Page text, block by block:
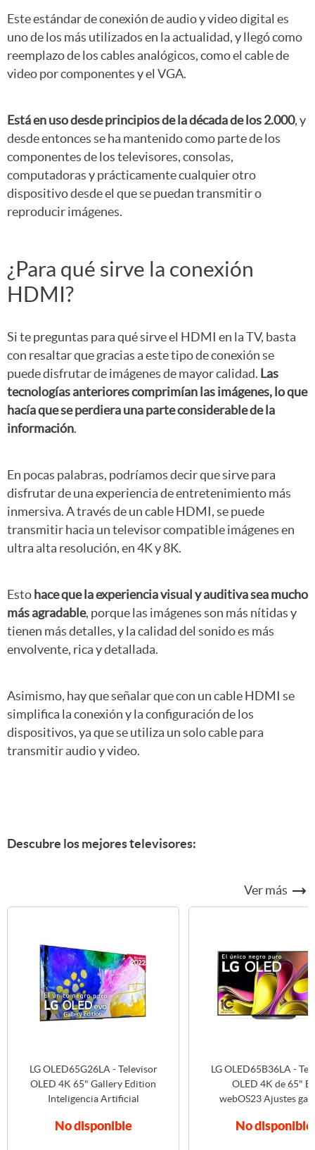
Este estándar de conexión de audio y video digital es
uno de los más utilizados en la actualidad, y llegó como
reemplazo de los cables analógicos, como el cable de
video por componentes y el VGA.
Está en uso desde principios de la década de los 2.000, y
desde entonces se ha mantenido como parte de los
componentes de los televisores, consolas,
computadoras y prácticamente cualquier otro
dispositivo desde el que se puedan transmitir o
reproducir imágenes.
¿Para qué sirve la conexión
HDMI?
Si te preguntas para qué sirve el HDMI en la TV, basta
con resaltar que gracias a este tipo de conexión se
puede disfrutar de imágenes de mayor calidad. Las
tecnologías anteriores comprimían las imágenes, lo que
hacía que se perdiera una parte considerable de la
información.
En pocas palabras, podríamos decir que sirve para
disfrutar de una experiencia de entretenimiento más
inmersiva. A través de un cable HDMI, se puede
transmitir hacia un televisor compatible imágenes en
ultra alta resolución, en 4K y 8K.
Estohace que la experiencia visual y auditiva sea mucho
más agradable, porque las imágenes son más nítidas y
tienen más detalles, y la calidad del sonido es más
envolvente, rica y detallada.
Asimismo, hay que señalar que con un cable HDMI se
simplifica la conexión y la configuración de los
dispositivos, ya que se utiliza un solo cable para
transmitir audio y video.
Descubre los mejores televisores:
Ver más
LG OLED65G26LA - Televisor
OLED 4K 65" Gallery Edition
Inteligencia Artificial
No disponible
LG OLED65B36LA -
OLED 4K de 65"
webOS23 Ajustes
No disponible